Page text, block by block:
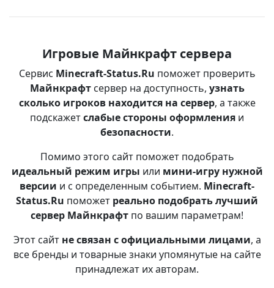
Игровые Майнкрафт сервера
Сервис Minecraft-Status.Ru поможет проверить
Майнкрафтсервер на доступность, узнать
сколько игроков находится на сервер, а также
подскажетслабые стороны оформления и
безопасности.
Помимо этого сайт поможет подобрать
идеальный режим игры или мини-игру нужной
версии и с определенным событием. Minecraft-
Status.Ru поможет реально подобрать лучший
сервер Майнкрафт по вашим параметрам!
Этот сайт не связан с официальными лицами, а
все бренды и товарные знаки упомянутые на сайте
принадлежат их авторам.